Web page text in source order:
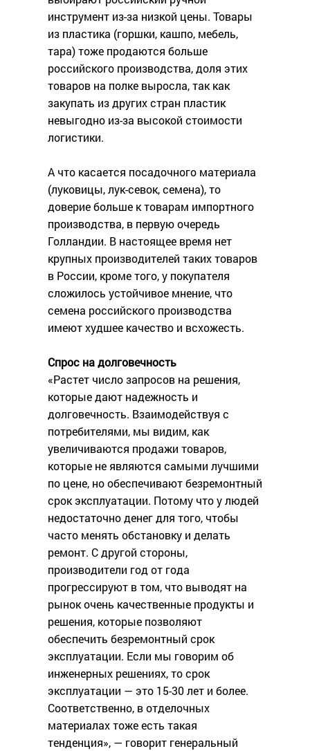
инструмент из-за низкой цены. Товары
из пластика (горшки, кашпо, мебель,
тара) тоже продаются больше
российского производства, доля этих
товаров на полке выросла, так как
закупать из других стран пластик
невыгодно из-за высокой стоимости
логистики.
А что касается посадочного материала
(луковицы, лук-севок, семена), то
доверие больше к товарам импортного
производства, в первую очередь
Голландии. В настоящее время нет
крупных производителей таких товаров
в России, кроме того, у покупателя
сложилось устойчивое мнение, что
семена российского производства
имеют худшее качество и всхожесть.
Спрос на долговечность
«Растет число запросов на решения,
которые дают надежность и
долговечность. Взаимодействуя с
потребителями, мы видим, как
увеличиваются продажи товаров,
которые не являются самыми лучшими
по цене, но обеспечивают безремонтный
срок эксплуатации. Потому что у людей
недостаточно денег для того, чтобы
часто менять обстановку и делать
ремонт. С другой стороны,
производители год от года
прогрессируют в том, что выводят на
рынок очень качественные продукты и
решения, которые позволяют
обеспечить безремонтный срок
эксплуатации. Если мы говорим об
инженерных решениях, то срок
эксплуатации — это 15-30 лет и более.
Соответственно, в отделочных
материалах тоже есть такая
тенденция», — говорит генеральный